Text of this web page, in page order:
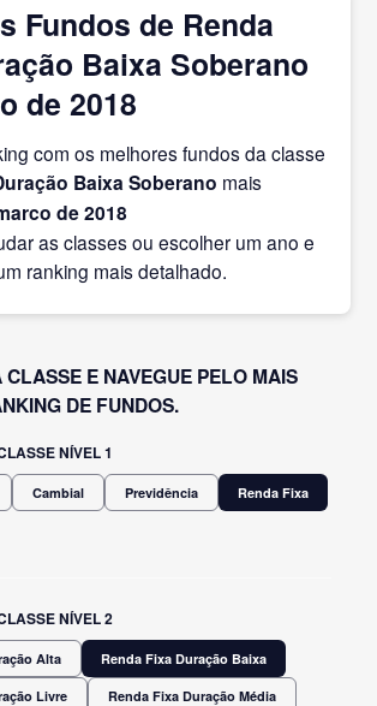
Fundos de Renda
Baixa Soberano
de 2018
com os melhores fundos da classe
Baixa Soberano mais
de 2018
as classes ou escolher um ano e
ranking mais detalhado.
E NAVEGUE PELO MAIS
DE FUNDOS.
NÍVEL 1
Cambial Previdência Renda Fixa
NÍVEL 2
Alta Renda Fixa Duração Baixa
Livre Renda Fixa Duração Média